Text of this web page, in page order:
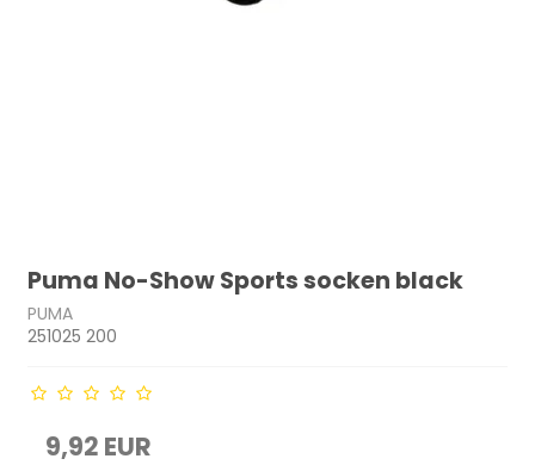
Puma No-Show Sports socken black
PUMA
251025 200
9,92 EUR